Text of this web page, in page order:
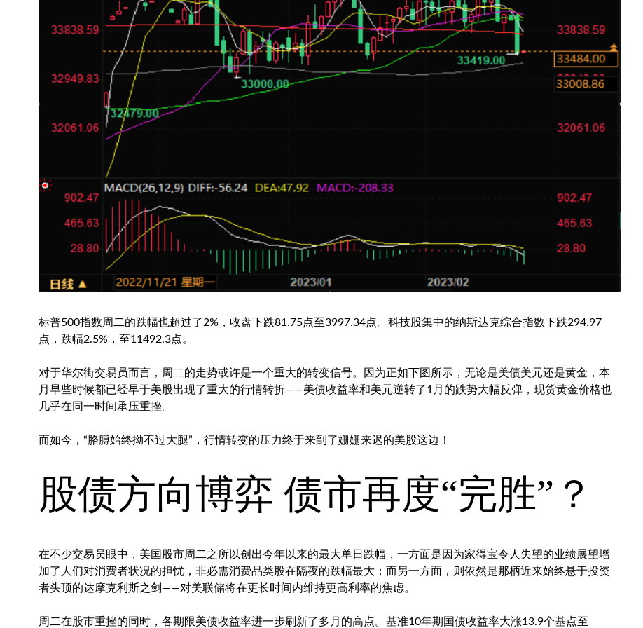
标普500指数周二的跌幅也超过了2%，收盘下跌81.75点至3997.34点。科技股集中的纳斯达克综合指数下跌294.97
点，跌幅2.5%，至11492.3点。
对于华尔街交易员而言，周二的走势或许是一个重大的转变信号。因为正如下图所示，无论是美债美元还是黄金，本
月早些时候都已经早于美股出现了重大的行情转折——美债收益率和美元逆转了1月的跌势大幅反弹， 现货黄金价格也
几乎在同一时间承压重挫。
而如今，“胳膊始终拗不过大腿”，行情转变的压力终于来到了姗姗来迟的美股这边！
股债方向博弈 债市再度“完胜”？
在不少交易员眼中，美国股市周二之所以创出今年以来的最大单日跌幅，一方面是因为家得宝令人失望的业绩展望增
加了人们对消费者状况的担忧，非必需消费品类股在隔夜的跌幅最大；而另一方面，则依然是那柄近来始终悬于投资
者头顶的达摩克利斯之剑——对美联储将在更长时间内维持更高利率的焦虑。
周二在股市重挫的同时，各期限美债收益率进一步刷新了多月的高点。基准10年期国债收益率大涨13.9个基点至